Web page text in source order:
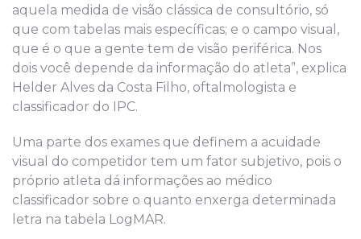
aquela medida de visão clássica de consultório, só
que com tabelas mais específicas; e o campo visual,
que é o que a gente tem de visão periférica. Nos
dois você depende da informação do atleta”, explica
Helder Alves da Costa Filho, oftalmologista e
classificador do IPC.
Uma parte dos exames que definem a acuidade
visual do competidor tem um fator subjetivo, pois o
próprio atleta dá informações ao médico
classificador sobre o quanto enxerga determinada
letra na tabela LogMAR.